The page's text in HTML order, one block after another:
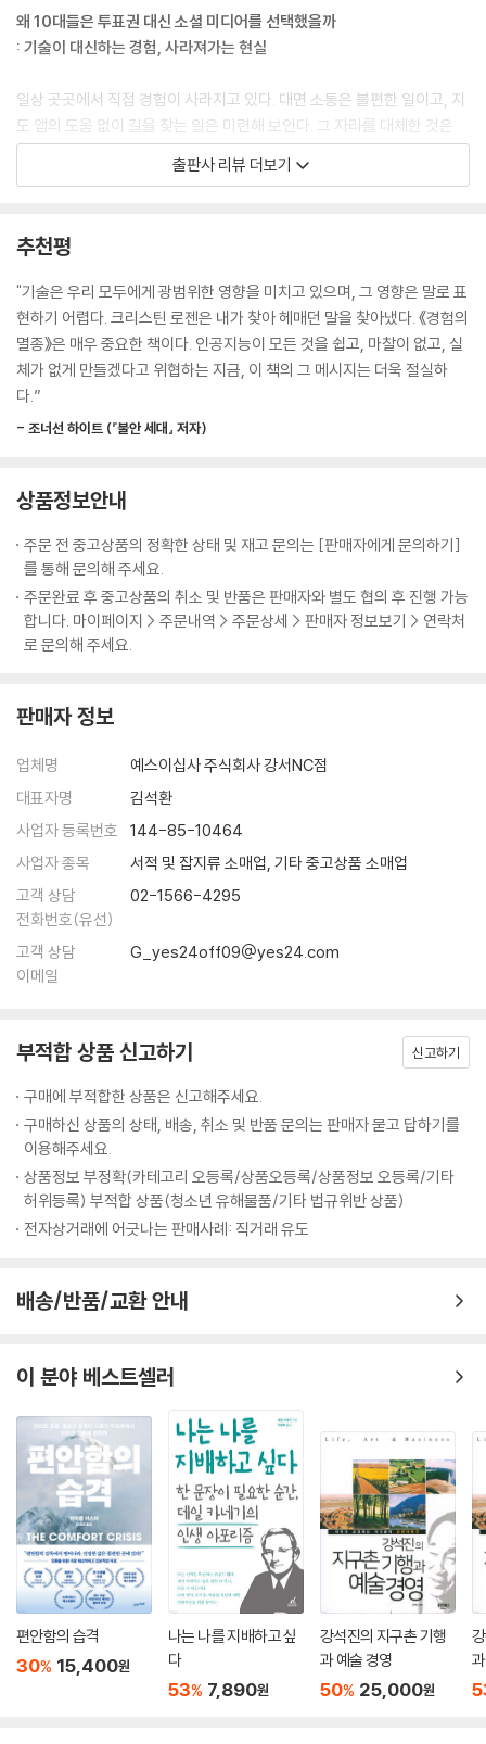
면 상호작용의 가능성은 낮으며 익명의 괴롭힘이 쉬운 곳에서 성장할 것이
다. 그곳은 역사에 대한 인식이 달라진 세계다. 과거는 더 이상 멀고 단절된
무언가가 아니다. 페이스북이 “1년 전 오늘” 기능으로 상기시켜주는 것이
다. 기술 회사들이 자주 상기시켜주듯이 그곳은 가능성의 세계이고, 애플
광고 슬로건이 약속하듯이 “자동적이고 수월하며 매끄러운” 곳이다. 이곳
이 우리가 사는 세계다. 여기는 우리가 살고 싶은 곳인가?
관대함이다.” 물리적으로 구현된 존재로서 서로에게 관심을 보이는 것, 즉
보고, 서로의 몸짓에 공감하는 것은 우리를 인간답게 만드는 핵심 요소다.
다른 사람에게 관심을 주려면 그의 물리적 존재에 시간을 할애해야만 한
다. 아무리 뛰어난 기술이라도 이런 모든 요구를 충족시킬 수는 없다.
--- p.87
몽테뉴는 수세기 전에 이렇게 경고했다. “모든 사람이 다른 곳으로, 미래로
에 대해 어떻게 생각하는지 파악하려면 시간, 인내, 지루함, 백일몽, 발견
에 대한 기대가 필요하다. 이것들이 없다면 우리는 그저 시간을 죽이고 있
는 것이다.
--- p.169
철학자 로버트 노직은 그의 책 《아나키에서 유토피아로》 에서 간단한 질문
가? 대부분의 사람이 “아니오”라고 답하리라는 것이 일반적인 믿음이었
제로 하는 것을 원한다”고 주장했다. “우리는 특정한 방식으로, 특정한 사
람이 되기를 바란다.” 그는 기계에 연결하는 것을 “일종의 자살”에 비유했
다.
--- p.265
왜 10대들은 투표권 대신 소셜 미디어를 선택했을까
: 기술이 대신하는 경험, 사라져가는 현실
일상 곳곳에서 직접 경험이 사라지고 있다. 대면 소통은 불편한 일이고, 지
도 앱의 도움 없이 길을 찾는 일은 미련해 보인다. 그 자리를 대체한 것은
인공지능을 비롯한 디지털 기술이다. 이제 단순히 경험을 대체하는 것을
넘어, 기술로 매개된 경험은 직접 경험보다 더 우선시되고 있다. 1년 동안
전 세계 청소년의 53퍼센트가 자신이 선호하는 기술을 잃느니 후각을 잃
는 편을 선택하겠다고 대답하기도 했다. 저자는 기술로 매개된 경험이 직
접 경험을 추월하는 시대가 도래했다고 선언한다. 직접 경험이 매개 경험
으로 대체됨에 따라 경험은 ‘겪는’ 일에서 ‘보는’ 일로 옮겨가고 있다. 여행
지의 모습보다 여행에 떠난 자신의 모습을 중계하고, 동영상을 보는 자신
의 모습을 다시 촬영한 리액션 영상을 게시한다. 이는 직접 경험이 박탈된
우리는 더 이상 경험으로부터 현실을 배우지 않는다. 대신 가상의 체험을
이 매끄러운 세계는 우리가 살고 싶은 곳인가
: 기술과 자본이 만든 ‘안전한 유토피아’
기술로 매개된 경험이 직접 경험을 압도하게 된 원인은 크게 두 가지다. 하
나는 ‘매끄러움’과 ‘최적화’를 선호하는 기술 사용자들의 선호이고, 다른 하
나는 기술을 설계한 빅테크 기업들의 이익 추구다. 현실 세계는 혼란과 마
기술 경험은 다르다. 기술 세계는 사용자가 실패할 가능성이 최소화된, 현
고통과 실패가 삭제된 경험으로 실제 경험을 대체한다. 체계화되지 않은
현실의 경험보다 균질화된 매개 경험이 더 가치 있게 여겨진다.
이에 더해, 저자는 우리가 빅테크 기업들이 기술을 발전시키는 이유를 망
의 이윤을 추구하기 위해서 기술 사용자들에게 유토피아와 같은 세계를 약
속하고, 이로써 현실 경험을 대체해 나간다. “자동적이고 수월하며 매끄러
운” 곳을 약속한다는 이 슬로건은 애플의 광고에서 들어 있는 말이다. 저자
는 이 기술 세계가 과연 우리가 살고 싶은 곳인지를 묻는다.
경험이 멸종된 시대, 인간다움은 가능한가
: 기기가 대신 요약해준 글, 인공지능이 정리한 문서, 지시어로 만들어낸
그림….
기술이 경험을 대신하는 세상이 위협하는 호모 사피엔스의 미래
《불안 세대》의 저자인 조너선 하이트는 《경험의 멸종》을 추천하며 다음과
같이 말했다. “인공지능이 모든 것을 쉽고, 마찰 없고, 실체 없게 만들겠다
고 위협하는 지금, 이 책의 메시지는 더욱 절실하다.” 매끄럽고 자동화된
그 혼란과 실패가 인간적인 삶의 핵심이기 때문이다. 우리는 불편함과 동
성을 인공지능에게 맡기는 일은 생각의 종말을, 지시어만을 입력해 그림을
던 모든 경험을 기술에 맡기게 된다면 우리는 인간을 어떻게 정의해야 할
수 있을까? 저자는 가장 근본적이고 중대한 질문을 던진다.
이 데이터화된 세계에서 벗어날 수 있을까
: 공동체의 회복과 우리의 선택이 필요한 순간
저자는 이 책에서 ‘우리’라는 집합 명사를 사용한다. 이 책에서 ‘우리’란 실
체를 가진 모든 인간을 포함하는 공동체를 지칭하는 말이다. 기술 사용이
광범위하게 퍼진 현실을 감안했을 때, 다양한 디지털 기술을 받아들이지
않기로 결심한 사람조차도 타인의 기술 사용에 영향을 받지 않을 수 없기
때문이다. 우리는 집단적으로 기술의 영향을 받는 만큼, 집단적으로 이 문
출판사 리뷰 더보기
추천평
"기술은 우리 모두에게 광범위한 영향을 미치고 있으며, 그 영향은 말로 표
현하기 어렵다. 크리스틴 로젠은 내가 찾아 헤매던 말을 찾아냈다. 《경험의
멸종》은 매우 중요한 책이다. 인공지능이 모든 것을 쉽고, 마찰이 없고, 실
체가 없게 만들겠다고 위협하는 지금, 이 책의 그 메시지는 더욱 절실하
다.”
- 조너선 하이트 (『불안 세대』 저자)
상품정보안내
주문 전 중고상품의 정확한 상태 및 재고 문의는 [판매자에게 문의하기]
를 통해 문의해 주세요.
주문완료 후 중고상품의 취소 및 반품은 판매자와 별도 협의 후 진행 가능
합니다. 마이페이지 > 주문내역 > 주문상세 > 판매자 정보보기 > 연락처
로 문의해 주세요.
판매자 정보
업체명
예스이십사 주식회사 강서NC점
대표자명
김석환
사업자 등록번호
144-85-10464
사업자 종목
서적 및 잡지류 소매업, 기타 중고상품 소매업
고객 상담
전화번호(유선)
02-1566-4295
고객 상담
이메일
G_yes24off09@yes24.com
부적합 상품 신고하기 신고하기
구매에 부적합한 상품은 신고해주세요.
구매하신 상품의 상태, 배송, 취소 및 반품 문의는 판매자 묻고 답하기를
이용해주세요.
상품정보 부정확(카테고리 오등록/상품오등록/상품정보 오등록/기타
허위등록) 부적합 상품(청소년 유해물품/기타 법규위반 상품)
전자상거래에 어긋나는 판매사례: 직거래 유도
배송/반품/교환 안내
이 분야 베스트셀러
편안함의 습격
30% 15,400원
나는 나를 지배하고 싶
다
53% 7,890원
강석진의 지구촌 기행
과 예술 경영
50% 25,000원